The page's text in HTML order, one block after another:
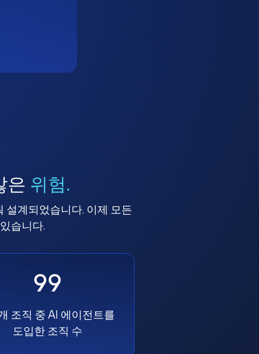
은 위험.
설계되었습니다. 이제 모든
습니다.
99
조직 중 AI 에이전트를
도입한 조직 수